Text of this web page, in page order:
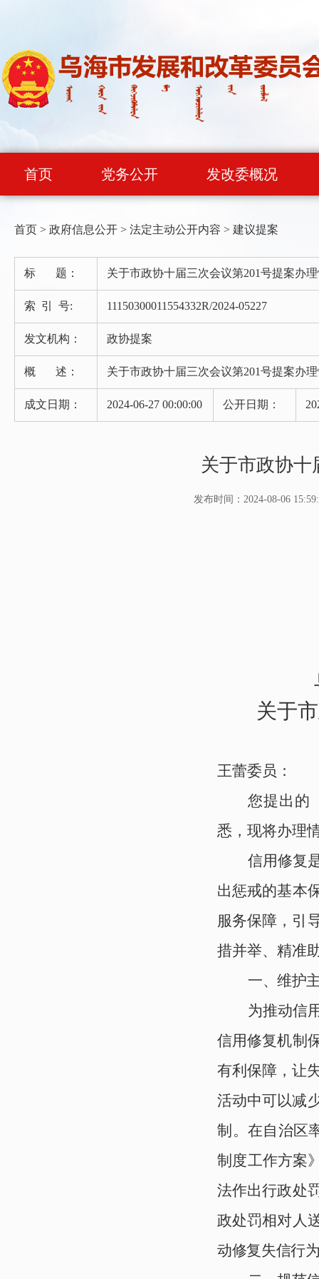
首页 党务公开 发改委概况
首页 > 政府信息公开 > 法定主动公开内容 > 建议提案
标 题： 关于市政协十届三次会议第201号提案办
索 引 号: 11150300011554332R/2024-05227
发文机构： 政协提案
概 述： 关于市政协十届三次会议第201号提案办
成文日期： 2024-06-27 00:00:00 公开日期：
关于市政协十
发布时间：2024-08-06
关于
王蕾委员：
您提出的
悉，现将办理
信用修复
出惩戒的基本
服务保障，引
措并举、精准
一、维护
为推动信
信用修复机制
有利保障 ，让
活动中可以减
制。在自治区
制度工作方案
法作出行政处
政处罚相对人
动修复失信行